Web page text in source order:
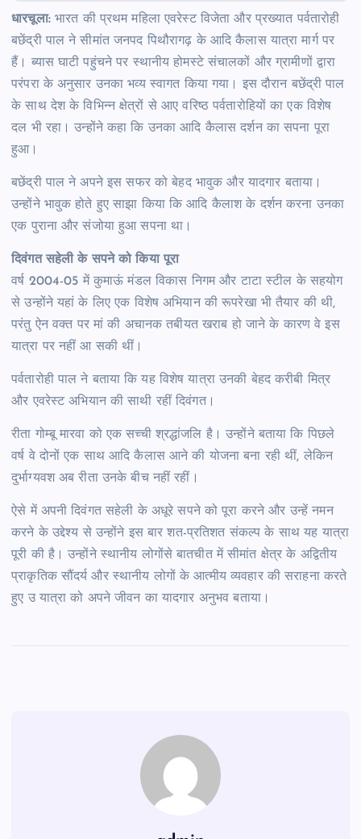
धारचूला:भारत की प्रथम महिला एवरेस्ट विजेता और प्रख्यात पर्वतारोही
बछेंद्री पाल ने सीमांत जनपद पिथौरागढ़ के आदि कैलास यात्रा मार्ग पर
हैं। ब्यास घाटी पहुंचने पर स्थानीय होमस्टे संचालकों और ग्रामीणों द्वारा
परंपरा के अनुसार उनका भव्य स्वागत किया गया। इस दौरान बछेंद्री पाल
के साथ देश के विभिन्न क्षेत्रों से आए वरिष्ठ पर्वतारोहियों का एक विशेष
दल भी रहा। उन्होंने कहा कि उनका आदि कैलास दर्शन का सपना पूरा
हुआ।
बछेंद्री पाल ने अपने इस सफर को बेहद भावुक और यादगार बताया।
उन्होंने भावुक होते हुए साझा किया कि आदि कैलाश के दर्शन करना उनका
एक पुराना और संजोया हुआ सपना था।
दिवंगत सहेली के सपने को किया पूरा
वर्ष 2004-05 में कुमाऊं मंडल विकास निगम और टाटा स्टील के सहयोग
से उन्होंने यहां के लिए एक विशेष अभियान की रूपरेखा भी तैयार की थी,
परंतु ऐन वक्त पर मां की अचानक तबीयत खराब हो जाने के कारण वे इस
यात्रा पर नहीं आ सकी थीं।
पर्वतारोही पाल ने बताया कि यह विशेष यात्रा उनकी बेहद करीबी मित्र
और एवरेस्ट अभियान की साथी रहीं दिवंगत।
रीता गोम्बू मारवा को एक सच्ची श्रद्धांजलि है। उन्होंने बताया कि पिछले
वर्ष वे दोनों एक साथ आदि कैलास आने की योजना बना रही थीं, लेकिन
दुर्भाग्यवश अब रीता उनके बीच नहीं रहीं।
ऐसे में अपनी दिवंगत सहेली के अधूरे सपने को पूरा करने और उन्हें नमन
करने के उद्देश्य से उन्होंने इस बार शत-प्रतिशत संकल्प के साथ यह यात्रा
पूरी की है। उन्होंने स्थानीय लोगोंसे बातचीत में सीमांत क्षेत्र के अद्वितीय
प्राकृतिक सौंदर्य और स्थानीय लोगों के आत्मीय व्यवहार की सराहना करते
हुए उ यात्रा को अपने जीवन का यादगार अनुभव बताया।